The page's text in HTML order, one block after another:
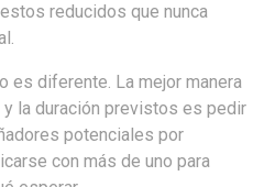
reducidos que nunca
es diferente. La mejor manera
la duración previstos es pedir
potenciales por
con más de uno para